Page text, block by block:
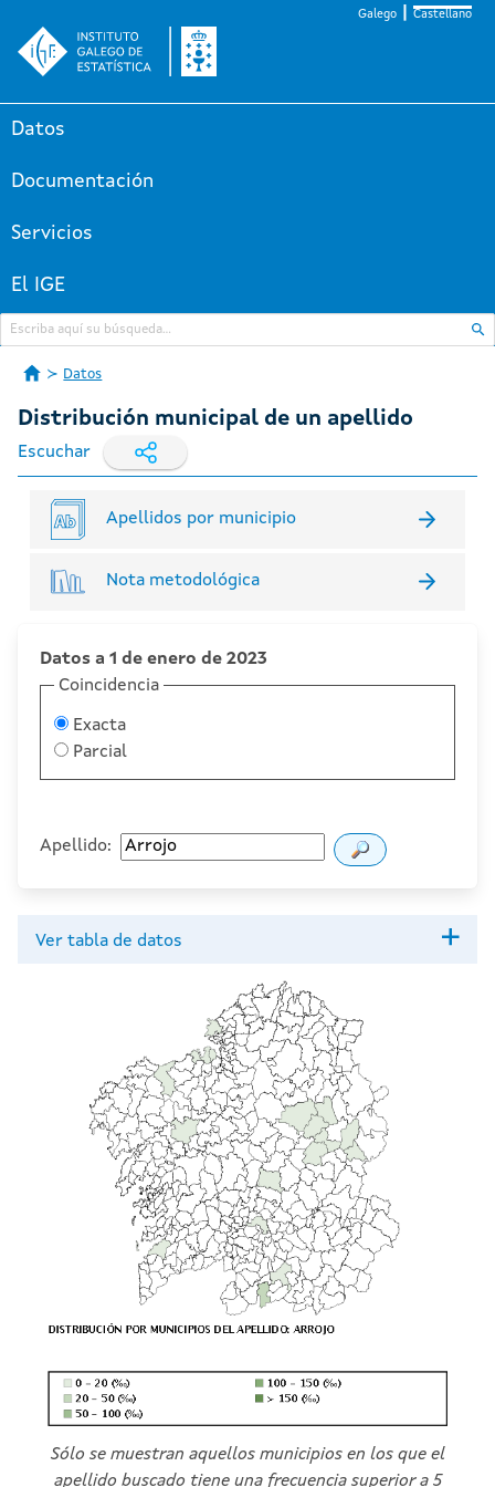
Galego Castellano
Datos
Documentación
Servicios
El IGE
Datos
Distribución municipal de un apellido
Escuchar
Apellidos por municipio
Nota metodológica
Datos a 1 de enero de 2023
Coincidencia
Exacta
Parcial
Apellido:
Ver tabla de datos
Sólo se muestran aquellos municipios en los que el
apellido buscado tiene una frecuencia superior a 5